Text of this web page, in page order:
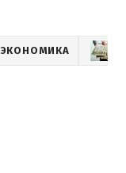
ЭКОНОМИКА